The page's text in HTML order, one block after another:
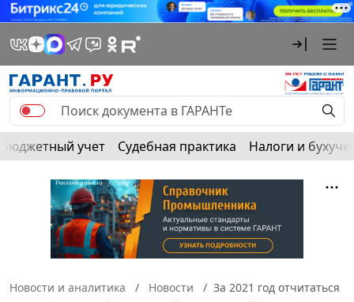
Бюджетный учет Судебная практика Налоги и
Новости и аналитика Новости
За 2021 год отчитаться